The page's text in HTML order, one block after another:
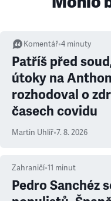
Komentář•4 minuty
Patříš před
útoky na
rozhodoval o
časech covidu
Martin Uhlíř•7. 8. 2026
Zahraničí•11 minut
Pedro Sanchéz